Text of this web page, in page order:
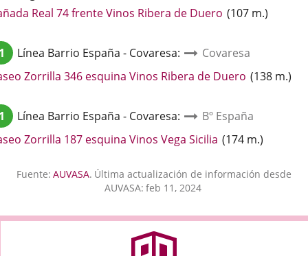
Real 74 frente Vinos Ribera de Duero Enlace
aplicación
externa.
(107 m.)
Línea Barrio España - Covaresa:
Covaresa
Zorrilla 346 esquina Vinos Ribera de Duero Enlace
aplicación
externa.
(138 m.)
Línea Barrio España - Covaresa:
Bº España
Zorrilla 187 esquina Vinos Vega Sicilia Enlace
una
(174 m.)
Fuente: AUVASA. Última actualización de información desde
AUVASA: feb 11, 2024